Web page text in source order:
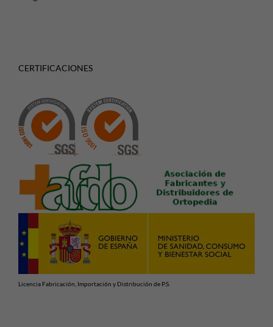
CERTIFICACIONES
Licencia Fabricación, Importación y Distribución de P.S.